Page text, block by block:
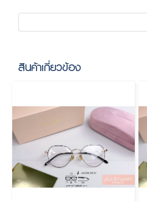
สินค้าเกี่ยวข้อง